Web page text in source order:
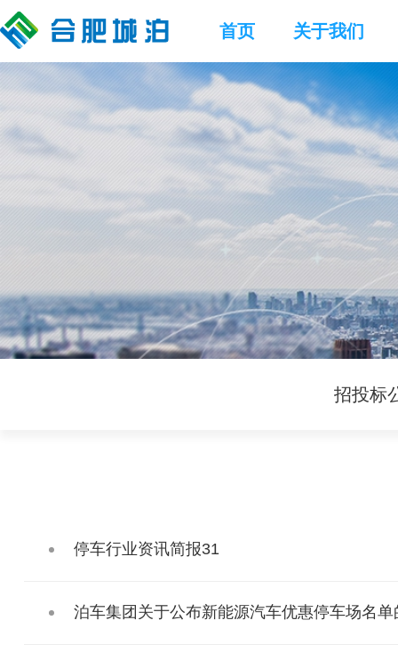
首页 关于我们
招投标
停车行业资讯简报31
泊车集团关于公布新能源汽车优惠停车场名单